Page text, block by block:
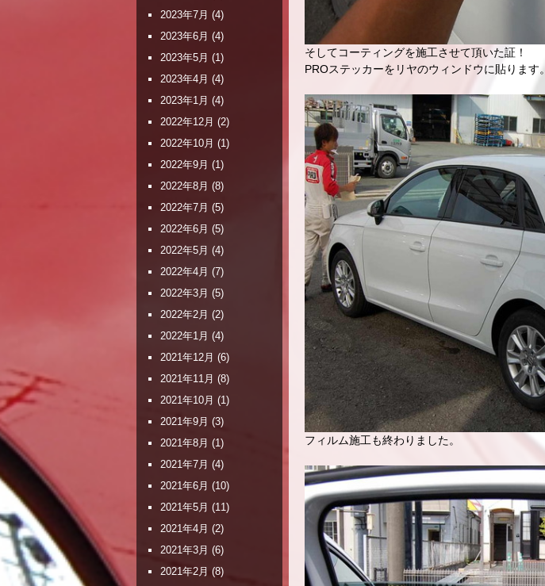
そしてコーティングを施工させて頂いた証！
PROステッカーをリヤのウィンドウに貼ります。
フィルム施工も終わりました。
2023年7月 (4)
2023年6月 (4)
2023年5月 (1)
2023年4月 (4)
2023年1月 (4)
2022年12月 (2)
2022年10月 (1)
2022年9月 (1)
2022年8月 (8)
2022年7月 (5)
2022年6月 (5)
2022年5月 (4)
2022年4月 (7)
2022年3月 (5)
2022年2月 (2)
2022年1月 (4)
2021年12月 (6)
2021年11月 (8)
2021年10月 (1)
2021年9月 (3)
2021年8月 (1)
2021年7月 (4)
2021年6月 (10)
2021年5月 (11)
2021年4月 (2)
2021年3月 (6)
2021年2月 (8)